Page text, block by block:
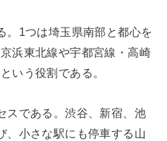
。1つは埼玉県南部と都心を
浜東北線や宇都宮線・高崎
いう役割である。
スである。渋谷、新宿、池
、小さな駅にも停車する山